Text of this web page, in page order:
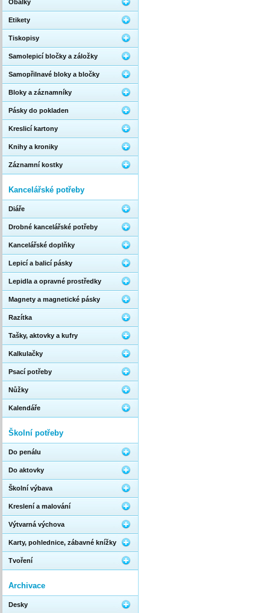
Obálky
Etikety
Tiskopisy
Samolepicí bločky a záložky
Samopřilnavé bloky a bločky
Bloky a záznamníky
Pásky do pokladen
Kreslicí kartony
Knihy a kroniky
Záznamní kostky
Kancelářské potřeby
Diáře
Drobné kancelářské potřeby
Kancelářské doplňky
Lepicí a balicí pásky
Lepidla a opravné prostředky
Magnety a magnetické pásky
Razítka
Tašky, aktovky a kufry
Kalkulačky
Psací potřeby
Nůžky
Kalendáře
Školní potřeby
Do penálu
Do aktovky
Školní výbava
Kreslení a malování
Výtvarná výchova
Karty, pohlednice, zábavné knížky
Tvoření
Archivace
Desky